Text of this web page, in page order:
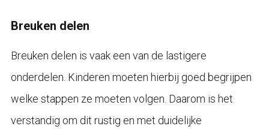
Breuken delen
Breuken delen is vaak een van de lastigere
onderdelen. Kinderen moeten hierbij goed begrijpen
welke stappen ze moeten volgen. Daarom is het
verstandig om dit rustig en met duidelijke